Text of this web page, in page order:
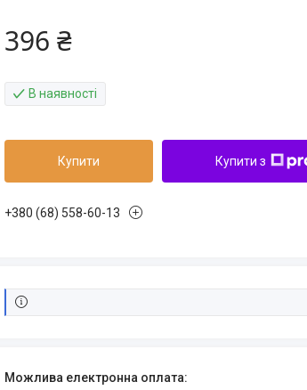
396 ₴
В наявності
Купити Купити з
+380 (68) 558-60-13